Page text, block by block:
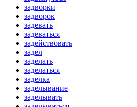
задворки
задворок
задевать
задеваться
задействовать
задел
заделать
заделаться
заделка
заделывание
заделывать